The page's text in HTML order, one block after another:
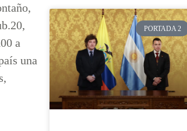
a
una
PORTADA 2